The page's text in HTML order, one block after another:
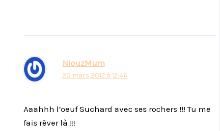
NiouzMum
20 mars 2012 à 12:46
Aaahhh l’oeuf Suchard avec ses rochers !!! Tu me
fais rêver là !!!